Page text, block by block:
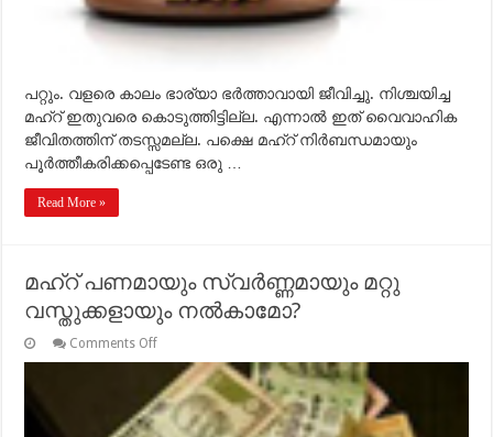
പറ്റും. വളരെ കാലം ഭാര്യാ ഭര്‍ത്താവായി ജീവിച്ചു. നിശ്ചയിച്ച
മഹ്‌റ് ഇതുവരെ കൊടുത്തിട്ടില്ല. എന്നാല്‍ ഇത് വൈവാഹിക
ജീവിതത്തിന് തടസ്സമല്ല. പക്ഷെ മഹ്‌റ് നിര്‍ബന്ധമായും
പൂര്‍ത്തീകരിക്കപ്പെടേണ്ട ഒരു …
Read More »
മഹ്‌റ് പണമായും സ്വര്‍ണ്ണമായും മറ്റു
വസ്തുക്കളായും നല്‍കാമോ?
Comments Offon
പണമായും
സ്വര്‍ണ്ണമായും
മറ്റു
വസ്തുക്കളായും